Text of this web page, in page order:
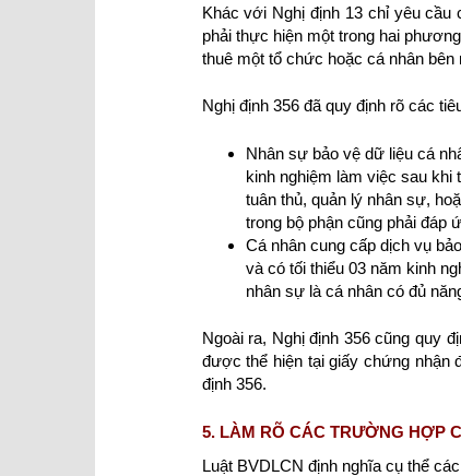
Khác với Nghị định 13 chỉ yêu
phải thực hiện một trong hai
thuê một tổ chức hoặc cá nhân
Nghị định 356 đã quy định rõ các
Nhân sự bảo vệ dữ liệu cá
kinh nghiệm làm việc sau khi
tuân thủ, quản lý nhân sự,
trong bộ phận cũng phải đáp
Cá nhân cung cấp dịch vụ
và có tối thiểu 03 năm kinh
nhân sự là cá nhân có đủ
Ngoài ra, Nghị định 356 cũng quy
được thể hiện tại giấy chứng nhận
định 356.
5. LÀM RÕ CÁC TRƯỜNG HỢP
Luật BVDLCN định nghĩa cụ thể